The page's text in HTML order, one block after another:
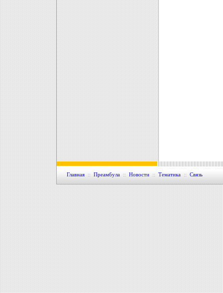
Главная :: Преамбула :: Новости :: Тематика :: Связь